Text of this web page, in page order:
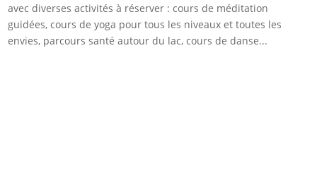
avec diverses activités à réserver : cours de méditation
guidées, cours de yoga pour tous les niveaux et toutes les
envies, parcours santé autour du lac, cours de danse...